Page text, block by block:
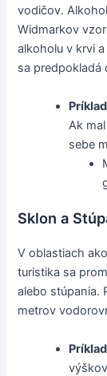
vodičov.
Widmarkov
alkoholu v krvi
sa predpokladá
Ak
sebe
Sklon a
V oblastiach
turistika sa
alebo stúpania.
metrov